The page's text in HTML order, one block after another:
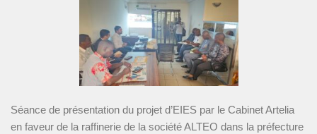
Séance de présentation du projet d’EIES par le Cabinet Artelia
en faveur de la raffinerie de la société ALTEO dans la préfecture